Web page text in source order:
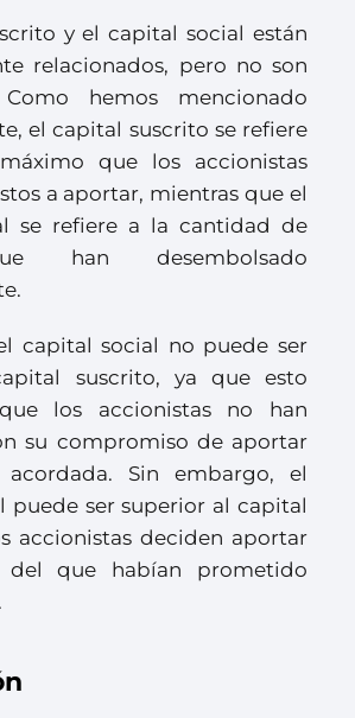
y el capital social están
relacionados, pero no son
hemos mencionado
el capital suscrito se refiere
que los accionistas
a aportar, mientras que el
se refiere a la cantidad de
han desembolsado
capital social no puede ser
suscrito, ya que esto
los accionistas no han
su compromiso de aportar
Sin embargo, el
puede ser superior al capital
accionistas deciden aportar
del que habían prometido